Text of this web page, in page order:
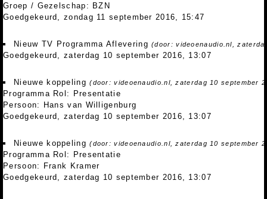
Groep / Gezelschap: BZN
Goedgekeurd, zondag 11 september 2016, 15:47
Nieuw TV Programma Aflevering(door: videoenaudio.nl,
Goedgekeurd, zaterdag 10 september 2016, 13:07
Nieuwe koppeling(door: videoenaudio.nl, zaterdag 10 september
Programma Rol: Presentatie
Persoon: Hans van Willigenburg
Goedgekeurd, zaterdag 10 september 2016, 13:07
Nieuwe koppeling(door: videoenaudio.nl, zaterdag 10 september
Programma Rol: Presentatie
Persoon: Frank Kramer
Goedgekeurd, zaterdag 10 september 2016, 13:07